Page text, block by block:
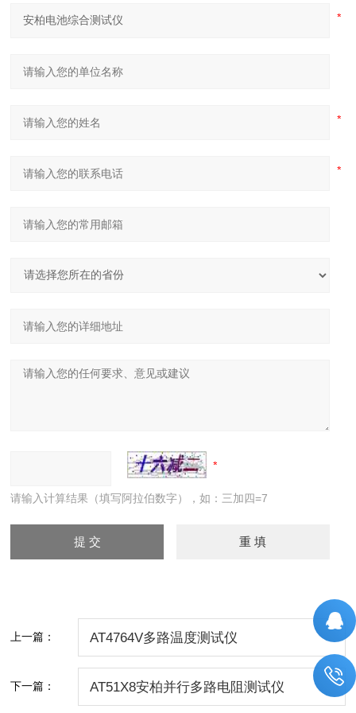
请输入计算结果（填写阿拉伯数字），如：三加四=7
上一篇： AT4764V多路温度测试仪
下一篇： AT51X8安柏并行多路电阻测试仪